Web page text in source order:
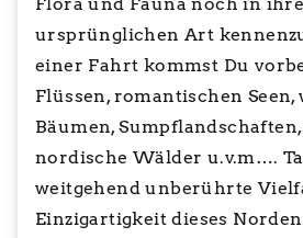
Flora und Fauna noch in
ursprünglichen Art
einer Fahrt kommst Du
Flüssen, romantischen
Bäumen,
nordische Wälder u.v.m….
weitgehend unberührte
Einzigartigkeit dieses